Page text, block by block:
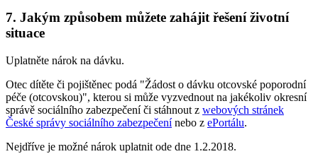
7. Jakým způsobem můžete zahájit řešení životní
situace
Uplatněte nárok na dávku.
Otec dítěte či pojištěnec podá "Žádost o dávku otcovské poporodní
péče (otcovskou)", kterou si může vyzvednout na jakékoliv okresní
správě sociálního zabezpečení či stáhnout z webových stránek
České správy sociálního zabezpečenínebo z ePortálu.
Nejdříve je možné nárok uplatnit ode dne 1.2.2018.